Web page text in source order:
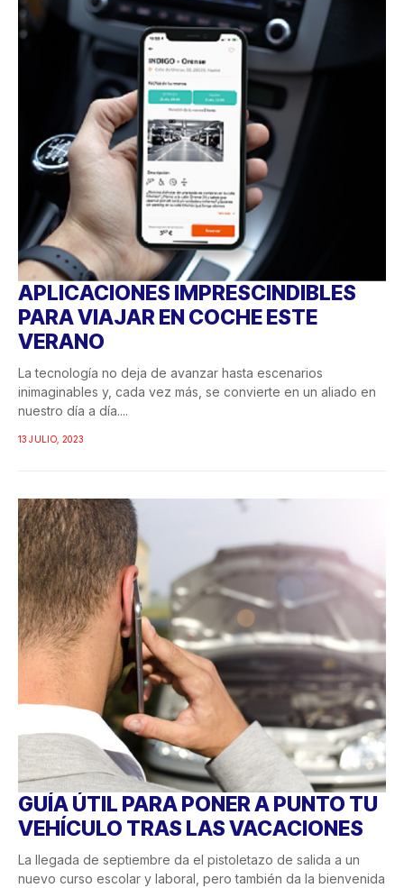
APLICACIONES IMPRESCINDIBLES
PARA VIAJAR EN COCHE ESTE
VERANO
La tecnología no deja de avanzar hasta escenarios
inimaginables y, cada vez más, se convierte en un aliado en
nuestro día a día....
13 JULIO, 2023
GUÍA ÚTIL PARA PONER A PUNTO TU
VEHÍCULO TRAS LAS VACACIONES
La llegada de septiembre da el pistoletazo de salida a un
nuevo curso escolar y laboral, pero también da la bienvenida